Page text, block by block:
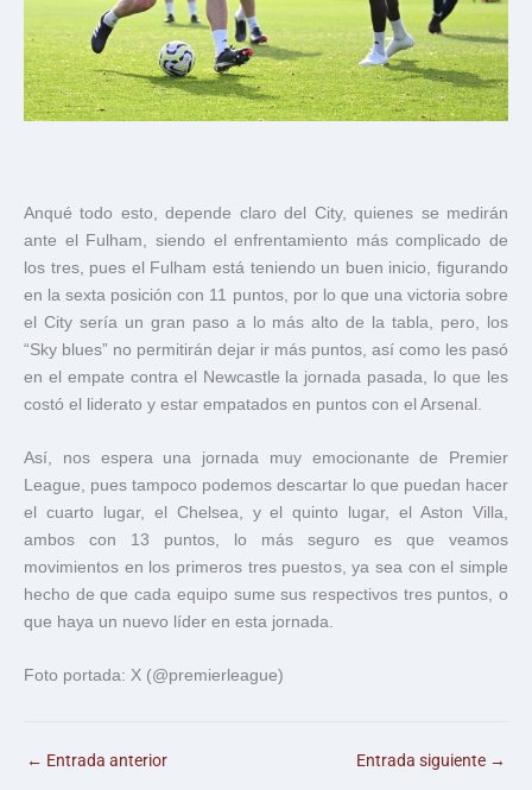
Anqué todo esto, depende claro del City, quienes se medirán
ante el Fulham, siendo el enfrentamiento más complicado de
los tres, pues el Fulham está teniendo un buen inicio, figurando
en la sexta posición con 11 puntos, por lo que una victoria sobre
el City sería un gran paso a lo más alto de la tabla, pero, los
“Sky blues” no permitirán dejar ir más puntos, así como les pasó
en el empate contra el Newcastle la jornada pasada, lo que les
costó el liderato y estar empatados en puntos con el Arsenal.
Así, nos espera una jornada muy emocionante de Premier
League, pues tampoco podemos descartar lo que puedan hacer
el cuarto lugar, el Chelsea, y el quinto lugar, el Aston Villa,
ambos con 13 puntos, lo más seguro es que veamos
movimientos en los primeros tres puestos, ya sea con el simple
hecho de que cada equipo sume sus respectivos tres puntos, o
que haya un nuevo líder en esta jornada.
Foto portada: X (@premierleague)
← Entrada anterior Entrada siguiente →